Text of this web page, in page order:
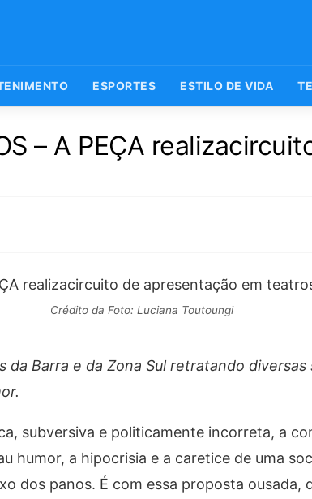
ESPORTES ESTILO DE VIDA
– A PEÇA
Crédito da Foto: Luciana Toutoungi
da Barra e da Zona Sul retratando
subversiva e politicamente incorreta, a
humor, a hipocrisia e a caretice de uma
dos panos. É com essa proposta ousada,